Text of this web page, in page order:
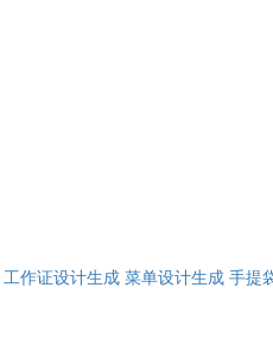
工作证设计生成 菜单设计生成 手提